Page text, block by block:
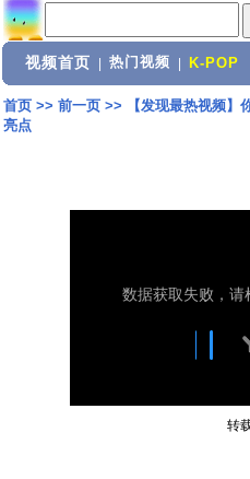
视频首页 热门视频 K-POP
首页>> 前一页>>
【发现最热视频
亮点
转